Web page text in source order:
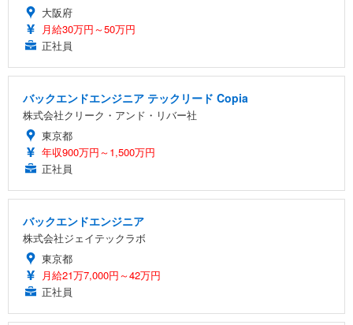
大阪府
月給30万円～50万円
正社員
バックエンドエンジニア テックリード Copia
株式会社クリーク・アンド・リバー社
東京都
年収900万円～1,500万円
正社員
バックエンドエンジニア
株式会社ジェイテックラボ
東京都
月給21万7,000円～42万円
正社員